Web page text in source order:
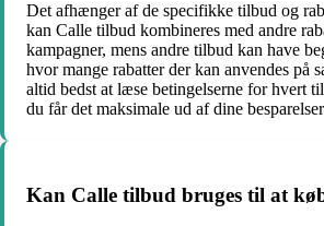
Det afhænger af de specifikke tilbud og
kan Calle tilbud kombineres med andre
kampagner, mens andre tilbud kan have
hvor mange rabatter der kan anvendes på
altid bedst at læse betingelserne for hvert
du får det maksimale ud af dine
Kan Calle tilbud bruges til at